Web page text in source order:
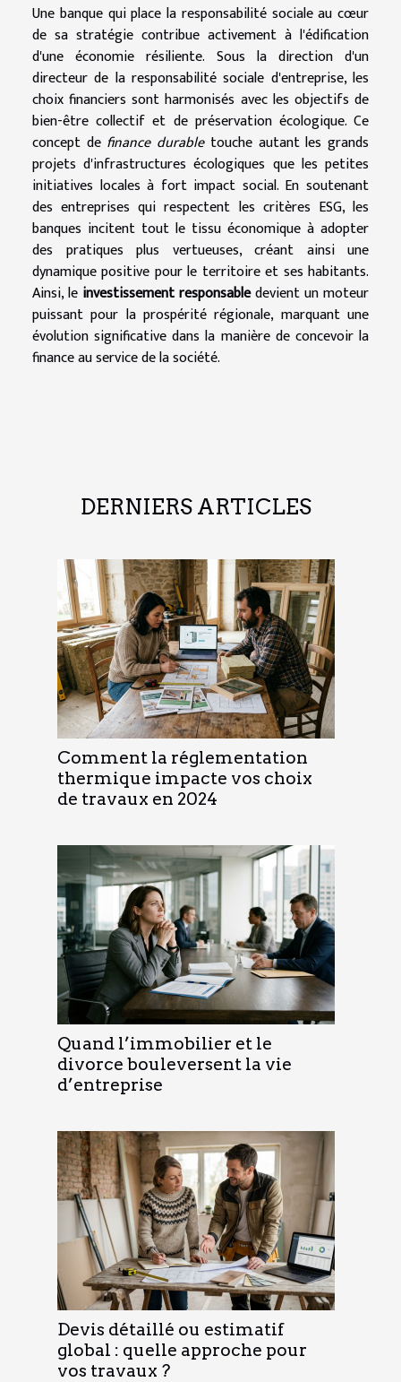
Une banque qui place la responsabilité sociale au cœur
de sa stratégie contribue activement à l'édification
d'une économie résiliente. Sous la direction d'un
directeur de la responsabilité sociale d'entreprise, les
choix financiers sont harmonisés avec les objectifs de
bien-être collectif et de préservation écologique. Ce
concept de finance durabletouche autant les grands
projets d'infrastructures écologiques que les petites
initiatives locales à fort impact social. En soutenant
des entreprises qui respectent les critères ESG, les
banques incitent tout le tissu économique à adopter
des pratiques plus vertueuses, créant ainsi une
dynamique positive pour le territoire et ses habitants.
Ainsi, le investissement responsabledevient un moteur
puissant pour la prospérité régionale, marquant une
évolution significative dans la manière de concevoir la
finance au service de la société.
DERNIERS ARTICLES
Comment la réglementation
thermique impacte vos choix
de travaux en 2024
Quand l’immobilier et le
divorce bouleversent la vie
d’entreprise
Devis détaillé ou estimatif
global : quelle approche pour
vos travaux ?